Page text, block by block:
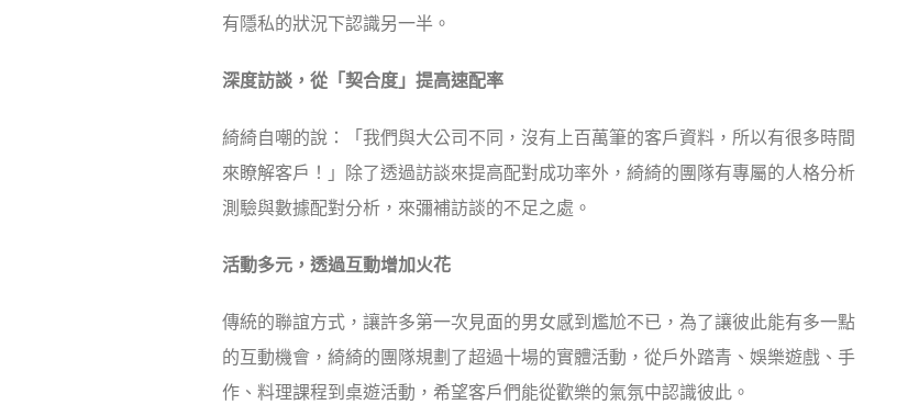
有隱私的狀況下認識另一半。
深度訪談，從「契合度」提高速配率
綺綺自嘲的說：「我們與大公司不同，沒有上百萬筆的客戶資料，所以有很多時間
來瞭解客戶！」除了透過訪談來提高配對成功率外，綺綺的團隊有專屬的人格分析
測驗與數據配對分析，來彌補訪談的不足之處。
活動多元，透過互動增加火花
傳統的聯誼方式，讓許多第一次見面的男女感到尷尬不已，為了讓彼此能有多一點
的互動機會，綺綺的團隊規劃了超過十場的實體活動，從戶外踏青、娛樂遊戲、手
作、料理課程到桌遊活動，希望客戶們能從歡樂的氣氛中認識彼此。